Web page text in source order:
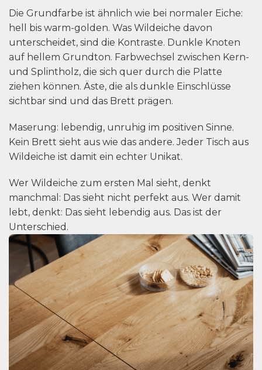
Die Grundfarbe ist ähnlich wie bei normaler Eiche:
hell bis warm-golden. Was Wildeiche davon
unterscheidet, sind die Kontraste. Dunkle Knoten
auf hellem Grundton. Farbwechsel zwischen Kern-
und Splintholz, die sich quer durch die Platte
ziehen können. Äste, die als dunkle Einschlüsse
sichtbar sind und das Brett prägen.
Maserung: lebendig, unruhig im positiven Sinne.
Kein Brett sieht aus wie das andere. Jeder Tisch aus
Wildeiche ist damit ein echter Unikat.
Wer Wildeiche zum ersten Mal sieht, denkt
manchmal: Das sieht nicht perfekt aus. Wer damit
lebt, denkt: Das sieht lebendig aus. Das ist der
Unterschied.